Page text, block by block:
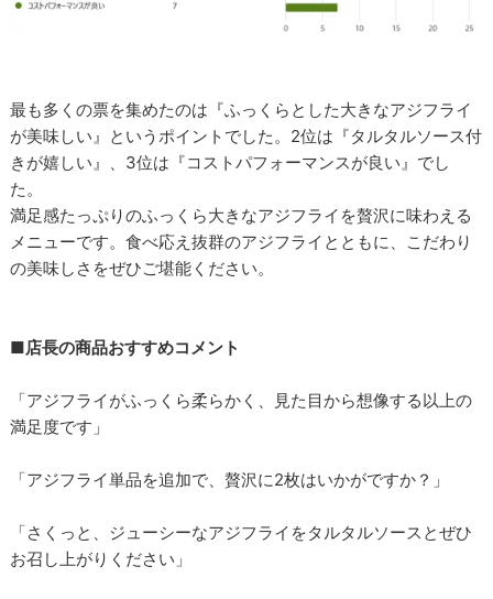
最も多くの票を集めたのは『ふっくらとした大きなアジフライ
が美味しい』というポイントでした。2位は『タルタルソース付
きが嬉しい』、3位は『コストパフォーマンスが良い』でし
た。
満足感たっぷりのふっくら大きなアジフライを贅沢に味わえる
メニューです。食べ応え抜群のアジフライとともに、こだわり
の美味しさをぜひご堪能ください。
■店長の商品おすすめコメント
「アジフライがふっくら柔らかく、見た目から想像する以上の
満足度です」
「アジフライ単品を追加で、贅沢に2枚はいかがですか？」
「さくっと、ジューシーなアジフライをタルタルソースとぜひ
お召し上がりください」